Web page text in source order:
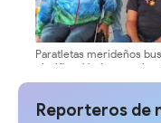
Paratletas merideños
clasificación
Caracas
Reporteros de